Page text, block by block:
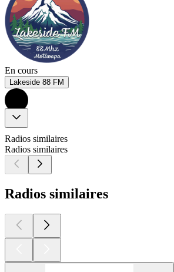
En cours
Lakeside 88 FM
Radios similaires
Radios similaires
Radios similaires